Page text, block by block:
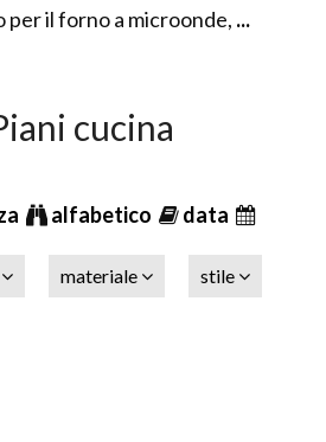
il forno a microonde, ...
cucina
alfabetico data
materiale
stile